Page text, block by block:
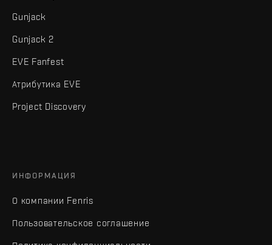
Gunjack
Gunjack 2
EVE Fanfest
Атрибутика EVE
Project Discovery
ИНФОРМАЦИЯ
О компании Fenris
Пользовательское соглашение